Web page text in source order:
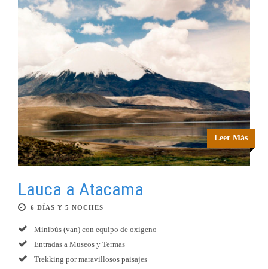
Leer Más
Lauca a Atacama
6 DÍAS Y 5 NOCHES
Minibús (van) con equipo de oxigeno
Entradas a Museos y Termas
Trekking por maravillosos paisajes